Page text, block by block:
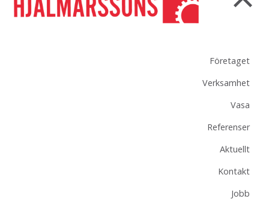
Företaget
Verksamhet
Vasa
Referenser
Aktuellt
Kontakt
Jobb